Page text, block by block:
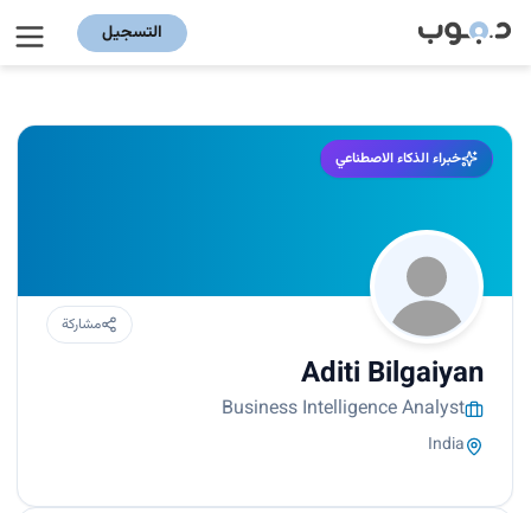
التسجيل
خبراء الذكاء الاصطناعي
مشاركة
Aditi Bilgaiyan
Business Intelligence Analyst
India